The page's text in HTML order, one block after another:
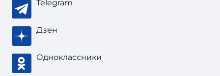
Telegram
Дзен
Одноклассники